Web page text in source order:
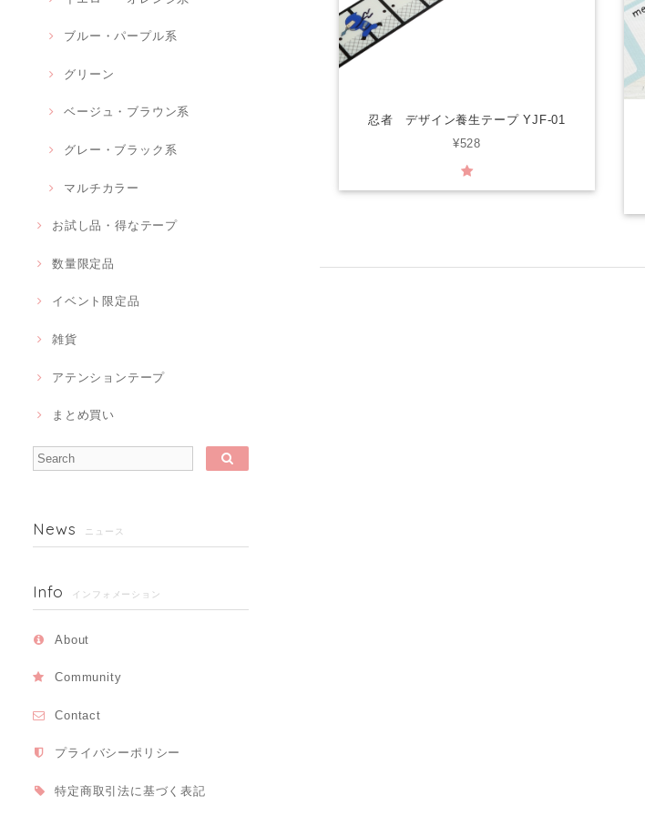
ブルー・パープル系
グリーン
ベージュ・ブラウン系
グレー・ブラック系
マルチカラー
お試し品・得なテープ
数量限定品
イベント限定品
雑貨
アテンションテープ
まとめ買い
News ニュース
Info インフォメーション
About
Community
Contact
プライバシーポリシー
特定商取引法に基づく表記
忍者 デザイン養生テープ YJF-01
¥528